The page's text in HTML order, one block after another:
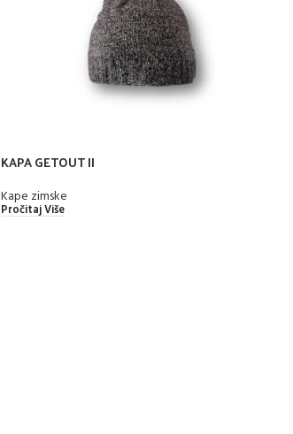
KAPA GETOUT II
Kape zimske
Pročitaj Više